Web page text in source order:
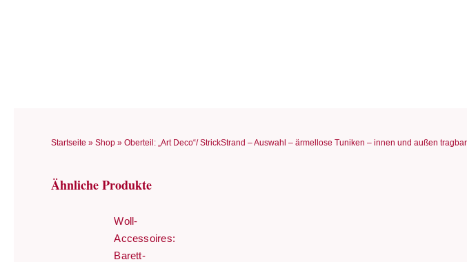
Startseite » Shop» Oberteil: „Art Deco“/ StrickStrand – Auswahl – ärmellose Tuniken – innen und außen
Ähnliche Produkte
Woll-
Accessoires:
Barett-